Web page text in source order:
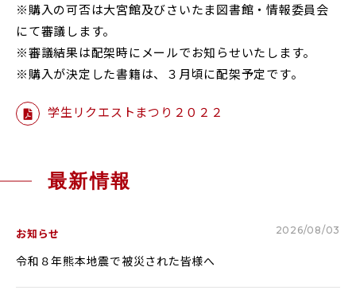
※購入の可否は大宮館及びさいたま図書館・情報委員会
にて審議します。
※審議結果は配架時にメールでお知らせいたします。
※購入が決定した書籍は、３月頃に配架予定です。
学生リクエストまつり２０２２
最新情報
お知らせ 2026/08/03
令和８年熊本地震で被災された皆様へ